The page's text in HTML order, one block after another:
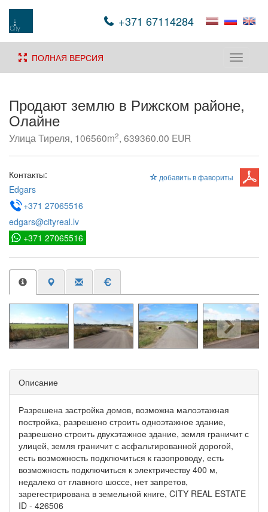
+371 67114284
Toggle
ПОЛНАЯ ВЕРСИЯ
Продают землю в Рижском районе,
Олайне
Улица Тиреля, 106560m2, 639360.00 EUR
добавить в фавориты
Контакты:
Edgars
+371 27065516
edgars@cityreal.lv
+371 27065516
Описание
Разрешена застройка домов, возможна малоэтажная
постройка, разрешено строить одноэтажное здание,
разрешено строить двухэтажное здание, земля граничит с
улицей, земля граничит с асфальтированной дорогой,
есть возможность подключиться к газопроводу, есть
возможность подключиться к электричеству 400 м,
недалеко от главного шоссе, нет запретов,
зарегестрирована в земельной книге, CITY REAL ESTATE
ID - 426506